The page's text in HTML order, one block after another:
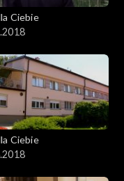
Ciebie
Ciebie